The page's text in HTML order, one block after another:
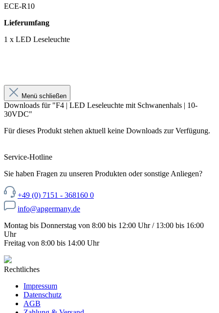
ECE-R10
Lieferumfang
1 x LED Leseleuchte
Menü schließen
Downloads für "F4 | LED Leseleuchte mit Schwanenhals | 10-
30VDC"
Für dieses Produkt stehen aktuell keine Downloads zur Verfügung.
Service-Hotline
Sie haben Fragen zu unseren Produkten oder sonstige Anliegen?
+49 (0) 7151 - 368160 0
info@apgermany.de
Montag bis Donnerstag von 8:00 bis 12:00 Uhr / 13:00 bis 16:00
Uhr
Freitag von 8:00 bis 14:00 Uhr
Rechtliches
Impressum
Datenschutz
AGB